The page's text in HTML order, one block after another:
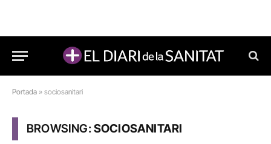
Portada » sociosanitari
BROWSING:SOCIOSANITARI